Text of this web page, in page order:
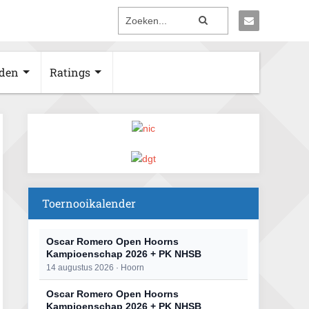
Ratings
Toernooikalender
Oscar Romero Open Hoorns
Kampioenschap 2026 + PK NHSB
14 augustus 2026 · Hoorn
Oscar Romero Open Hoorns
Kampioenschap 2026 + PK NHSB